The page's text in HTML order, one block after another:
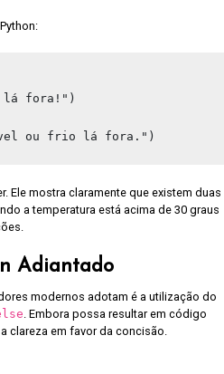
fora!")
Ele mostra claramente que existem duas
a temperatura está acima de 30 graus
Adiantado
modernos adotam é a utilização do
. Embora possa resultar em código
clareza em favor da concisão.